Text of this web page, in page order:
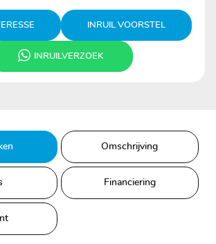
INRUIL VOORSTEL
INRUILVERZOEK
Omschrijving
Financiering